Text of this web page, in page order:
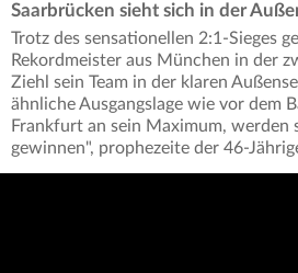
Saarbrücken sieht sich in der
Trotz des sensationellen 2:1-Sieges
Rekordmeister aus München in der
Ziehl sein Team in der klaren
ähnliche Ausgangslage wie vor dem
Frankfurt an sein Maximum, werden
gewinnen", prophezeite der 46-